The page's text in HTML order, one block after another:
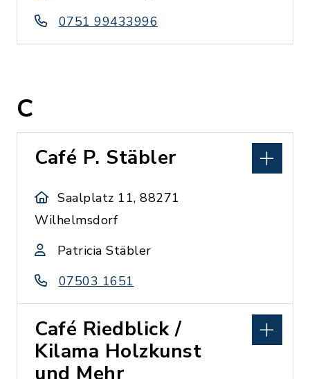
0751 99433996
C
Café P. Stäbler
Saalplatz 11, 88271
Wilhelmsdorf
Patricia Stäbler
07503 1651
Café Riedblick /
Kilama Holzkunst
und Mehr